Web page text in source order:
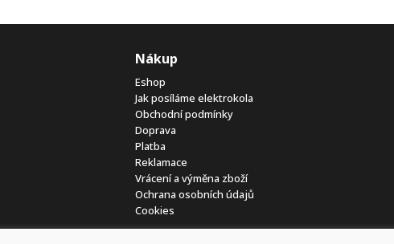
Nákup
Eshop
Jak posíláme elektrokola
Obchodní podmínky
Doprava
Platba
Reklamace
Vrácení a výměna zboží
Ochrana osobních údajů
Cookies